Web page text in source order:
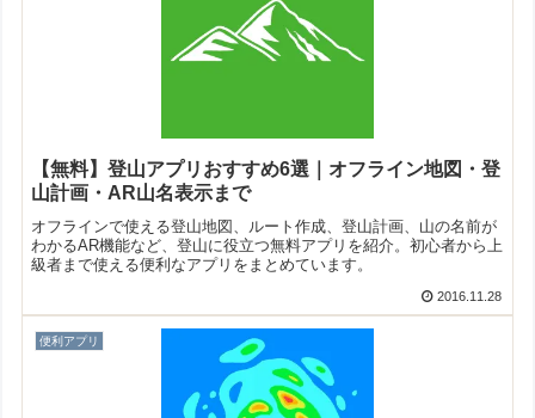
【無料】登山アプリおすすめ6選｜オフライン地図・登
山計画・AR山名表示まで
オフラインで使える登山地図、ルート作成、登山計画、山の名前が
わかるAR機能など、登山に役立つ無料アプリを紹介。初心者から上
級者まで使える便利なアプリをまとめています。
2016.11.28
便利アプリ